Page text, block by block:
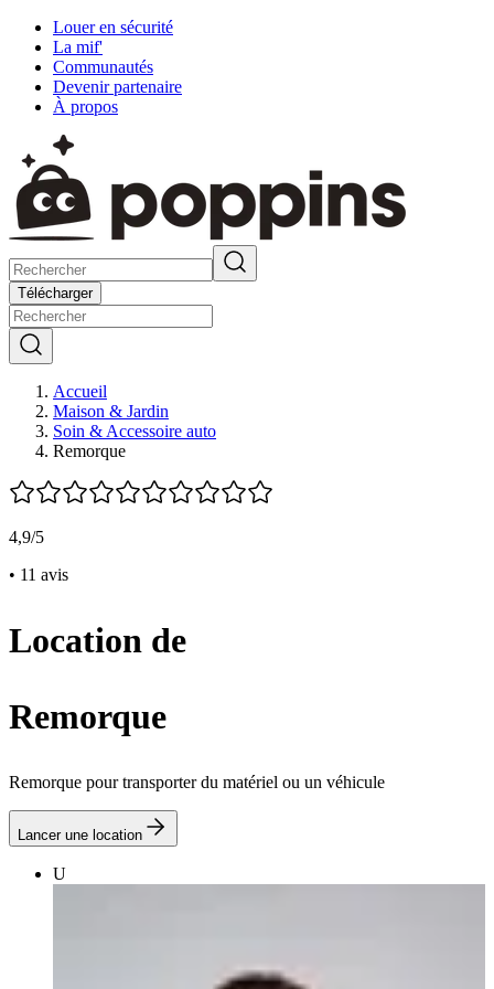
Louer en sécurité
La mif'
Communautés
Devenir partenaire
À propos
Télécharger
Accueil
Maison & Jardin
Soin & Accessoire auto
Remorque
4,9/5
• 11 avis
Location de
Remorque
Remorque pour transporter du matériel ou un véhicule
Lancer une location
U